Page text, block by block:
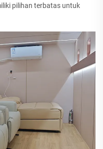
pilihan terbatas untuk